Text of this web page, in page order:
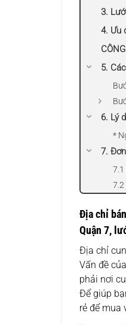
3.
4. Ưu
5.
6. Lý
*
7.
7.1
7.2
Địa chỉ
Quận 7,
Địa chỉ
Vấn đề
phải nơi
Để giúp
rẻ để mua